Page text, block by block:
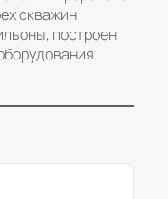
скважин
построен